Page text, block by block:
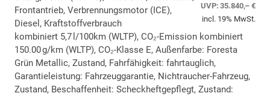
UVP:35.840,– €
incl. 19% MwSt.
Frontantrieb, Verbrennungsmotor (ICE),
Diesel, Kraftstoffverbrauch
kombiniert 5,7 l/100km (WLTP), CO₂-Emission kombiniert
150.00 g/km (WLTP), CO₂-Klasse E, Außenfarbe: Foresta
Grün Metallic, Zustand, Fahrfähigkeit: fahrtauglich,
Garantieleistung: Fahrzeuggarantie, Nichtraucher-Fahrzeug,
Zustand, Beschaffenheit: Scheckheftgepflegt, Zustand: